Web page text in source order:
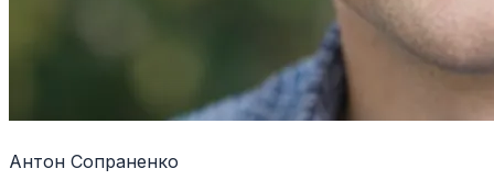
Антон Сопраненко